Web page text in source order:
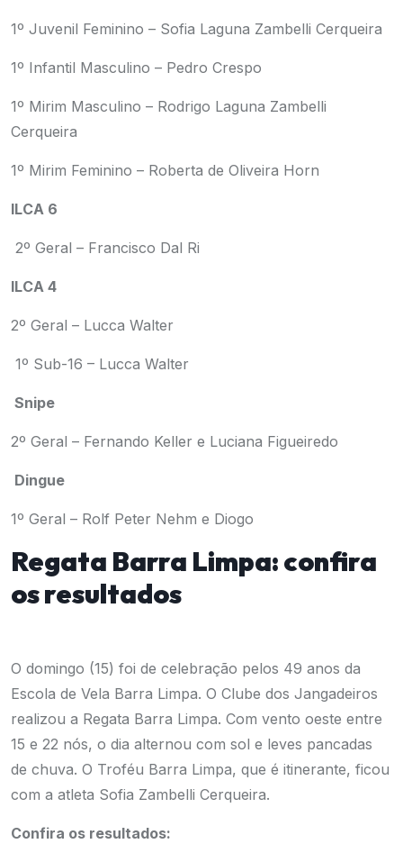
1º Juvenil Feminino – Sofia Laguna Zambelli Cerqueira
1º Infantil Masculino – Pedro Crespo
1º Mirim Masculino – Rodrigo Laguna Zambelli
Cerqueira
1º Mirim Feminino – Roberta de Oliveira Horn
ILCA 6
2º Geral – Francisco Dal Ri
ILCA 4
2º Geral – Lucca Walter
1º Sub-16 – Lucca Walter
Snipe
2º Geral – Fernando Keller e Luciana Figueiredo
Dingue
1º Geral – Rolf Peter Nehm e Diogo
Regata Barra Limpa: confira
os resultados
O domingo (15) foi de celebração pelos 49 anos da
Escola de Vela Barra Limpa. O Clube dos Jangadeiros
realizou a Regata Barra Limpa. Com vento oeste entre
15 e 22 nós, o dia alternou com sol e leves pancadas
de chuva. O Troféu Barra Limpa, que é itinerante, ficou
com a atleta Sofia Zambelli Cerqueira.
Confira os resultados: